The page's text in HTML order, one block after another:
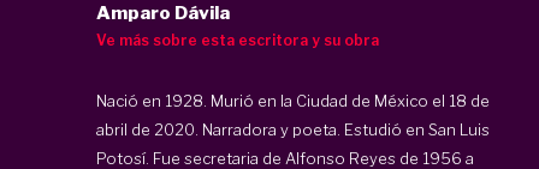
Amparo Dávila
Ve más sobre esta escritora y su obra
Nació en 1928. Murió en la Ciudad de México el 18 de
abril de 2020. Narradora y poeta. Estudió en San Luis
Potosí. Fue secretaria de Alfonso Reyes de 1956 a